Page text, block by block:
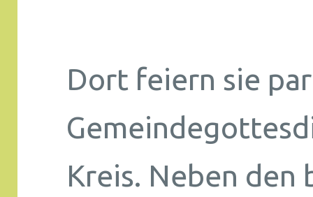
Dort feiern sie
Kreis. Neben den